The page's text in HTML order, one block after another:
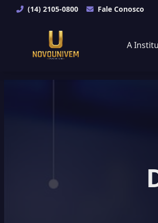
(14) 2105-0800 Fale Conosco
A